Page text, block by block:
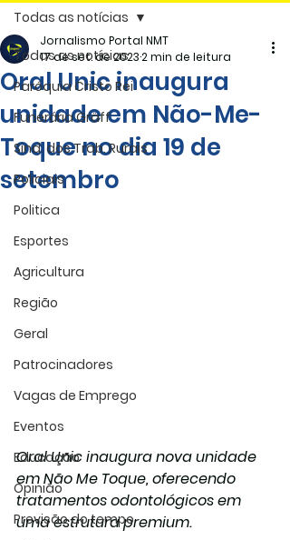
Todas as notícias
Paróquia Cristo Rei
Funerária Gräff
Sind. dos Trab. Rurais
Policiais
Politica
Esportes
Agricultura
Região
Geral
Patrocinadores
Vagas de Emprego
Eventos
Educação
Opinião
Previsão do tempo
Todas as notícias
Oral Unic inaugura
unidade em Não-Me-
Toque no dia 19 de
setembro
Jornalismo Portal NMT
17 de set. de 20232 min de leitura
Oral Unic inaugura nova unidade
em Não Me Toque, oferecendo
tratamentos odontológicos em
uma estrutura premium.